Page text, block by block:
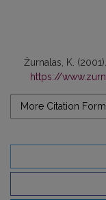
Žurnalas, K.
https://
More Citation